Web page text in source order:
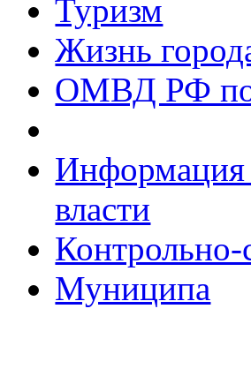
Туризм
Жизнь
ОМВД РФ по
Информация
власти
Контрольно-
Муниципа